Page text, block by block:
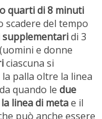
quarti di 8 minuti
scadere del tempo
di 3
e donne
ciascuna si
palla oltre la linea
quando le due
linea di metae il
può anche essere